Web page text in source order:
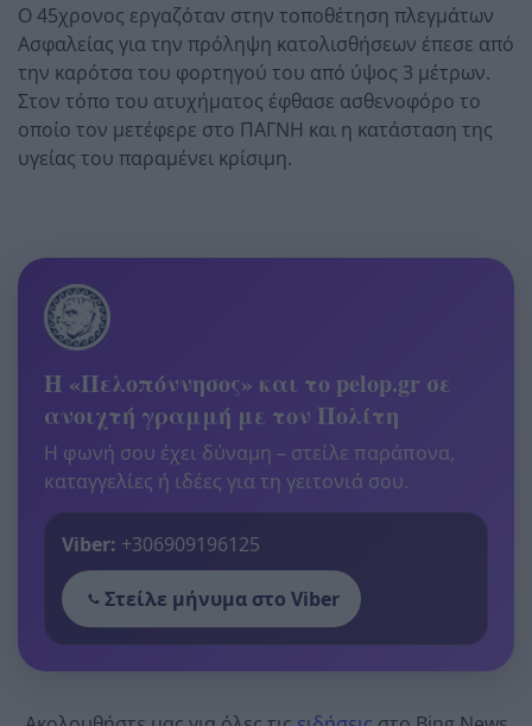
Ο 45χρονος εργαζόταν στην τοποθέτηση πλεγμάτων
Ασφαλείας για την πρόληψη κατολισθήσεων έπεσε από
την καρότσα του φορτηγού του από ύψος 3 μέτρων.
Στον τόπο του ατυχήματος έφθασε ασθενοφόρο το
οποίο τον μετέφερε στο ΠΑΓΝΗ και η κατάσταση της
υγείας του παραμένει κρίσιμη.
Η «Πελοπόννησος» και το pelop.gr σε
ανοιχτή γραμμή με τον Πολίτη
Η φωνή σου έχει δύναμη – στείλε παράπονα,
καταγγελίες ή ιδέες για τη γειτονιά σου.
Viber: +306909196125
Στείλε μήνυμα στο Viber